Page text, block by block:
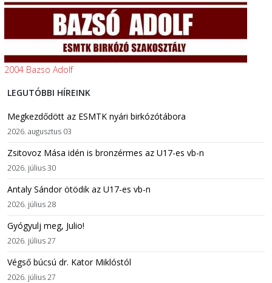
2004 Bazso Adolf
LEGUTÓBBI HÍREINK
Megkezdődött az ESMTK nyári birkózótábora
2026. augusztus 03
Zsitovoz Mása idén is bronzérmes az U17-es vb-n
2026. július 30
Antaly Sándor ötödik az U17-es vb-n
2026. július 28
Gyógyulj meg, Julio!
2026. július 27
Végső búcsú dr. Kator Miklóstól
2026. július 27